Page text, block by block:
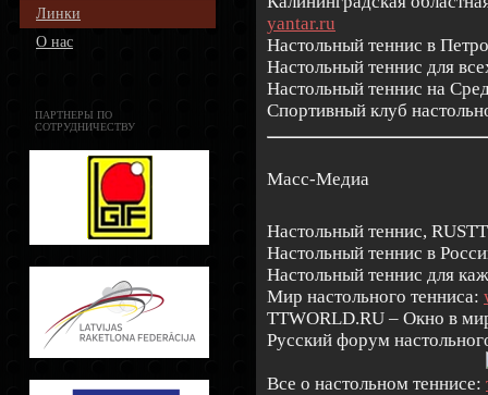
Линки
О нас
ПАРТНЕРЫ ПО
СОТРУДНИЧЕСТВУ
yantar.ru
Настольный теннис в
Настольный теннис для
Настольный теннис на
Спортивный клуб
Масс-Медиа
Настольный теннис,
Настольный теннис в
Настольный теннис для
Мир настольного тенниса:
TTWORLD.RU – Окно в
Русский форум
Все о настольном теннисе: